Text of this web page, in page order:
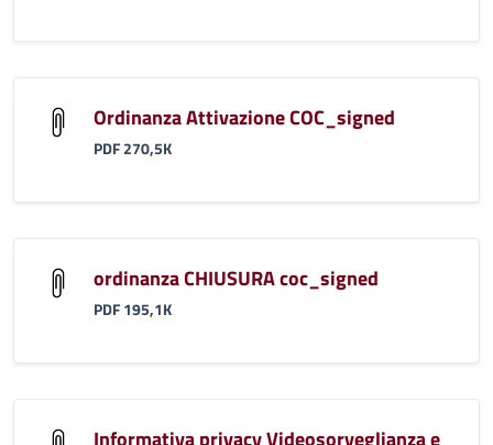
Ordinanza Attivazione COC_signed
PDF 270,5K
ordinanza CHIUSURA coc_signed
PDF 195,1K
Informativa privacy Videosorveglianza e